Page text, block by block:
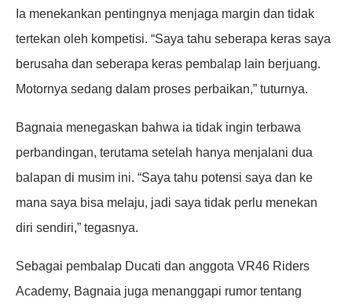
Ia menekankan pentingnya menjaga margin dan tidak
tertekan oleh kompetisi. “Saya tahu seberapa keras saya
berusaha dan seberapa keras pembalap lain berjuang.
Motornya sedang dalam proses perbaikan,” tuturnya.
Bagnaia menegaskan bahwa ia tidak ingin terbawa
perbandingan, terutama setelah hanya menjalani dua
balapan di musim ini. “Saya tahu potensi saya dan ke
mana saya bisa melaju, jadi saya tidak perlu menekan
diri sendiri,” tegasnya.
Sebagai pembalap Ducati dan anggota VR46 Riders
Academy, Bagnaia juga menanggapi rumor tentang